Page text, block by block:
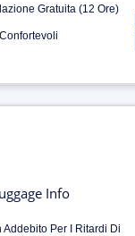
Gratuita (12 Ore)
Info
Addebito Per I Ritardi Di